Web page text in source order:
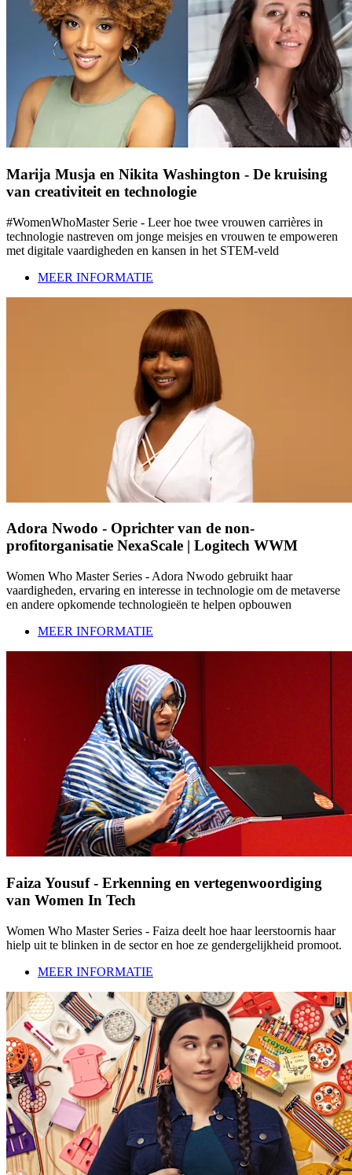
Marija Musja en Nikita Washington - De kruising
van creativiteit en technologie
#WomenWhoMaster Serie - Leer hoe twee vrouwen carrières in
technologie nastreven om jonge meisjes en vrouwen te empoweren
met digitale vaardigheden en kansen in het STEM-veld
MEER INFORMATIE
Adora Nwodo - Oprichter van de non-
profitorganisatie NexaScale | Logitech WWM
Women Who Master Series - Adora Nwodo gebruikt haar
vaardigheden, ervaring en interesse in technologie om de metaverse
en andere opkomende technologieën te helpen opbouwen
MEER INFORMATIE
Faiza Yousuf - Erkenning en vertegenwoordiging
van Women In Tech
Women Who Master Series - Faiza deelt hoe haar leerstoornis haar
hielp uit te blinken in de sector en hoe ze gendergelijkheid promoot.
MEER INFORMATIE